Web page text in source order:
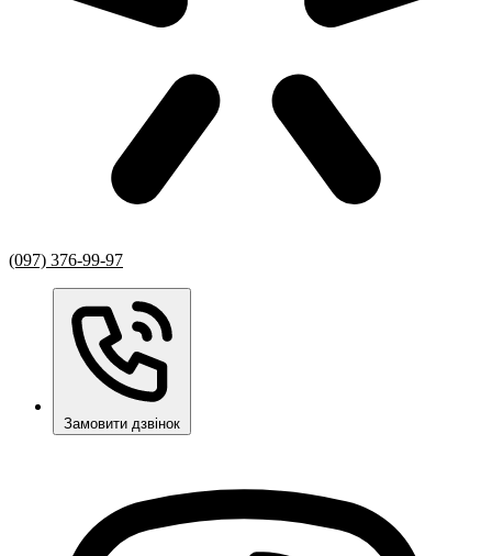
(097) 376-99-97
Замовити дзвінок